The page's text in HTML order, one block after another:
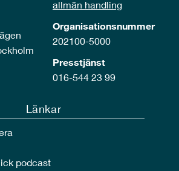
allmän handling
Organisationsnummer
202100-5000
Presstjänst
016-544 23 99
Länkar
podcast